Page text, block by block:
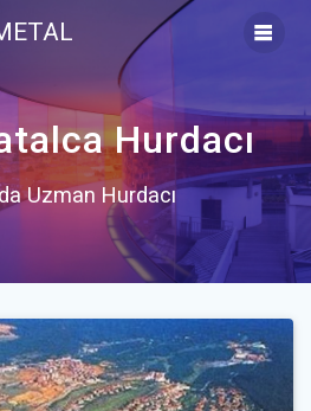
to
Hurdacı
Uzman Hurdacı